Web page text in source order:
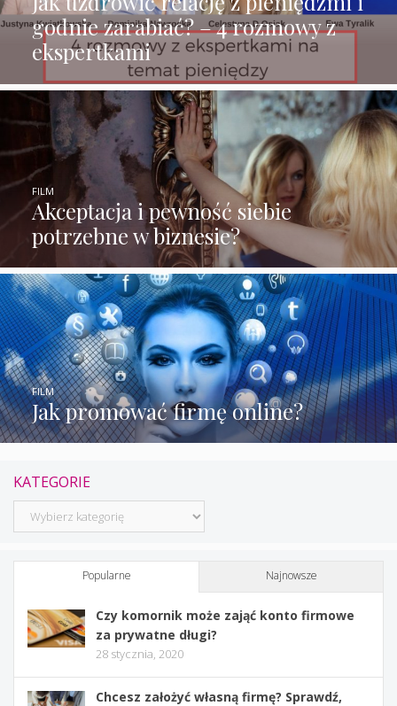
godnie zarabiać? – 4 rozmowy z
ekspertkami
Akceptacja i pewność siebie
potrzebne w biznesie?
FILM
Jak promować firmę online?
FILM
KATEGORIE
Kategorie
Popularne Najnowsze
Czy komornik może zająć konto firmowe
za prywatne długi?
28 stycznia, 2020
Chcesz założyć własną firmę? Sprawdź,